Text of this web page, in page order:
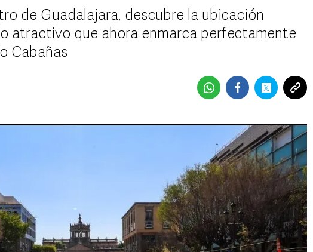
de Guadalajara, descubre la ubicación
atractivo que ahora enmarca perfectamente
Cabañas